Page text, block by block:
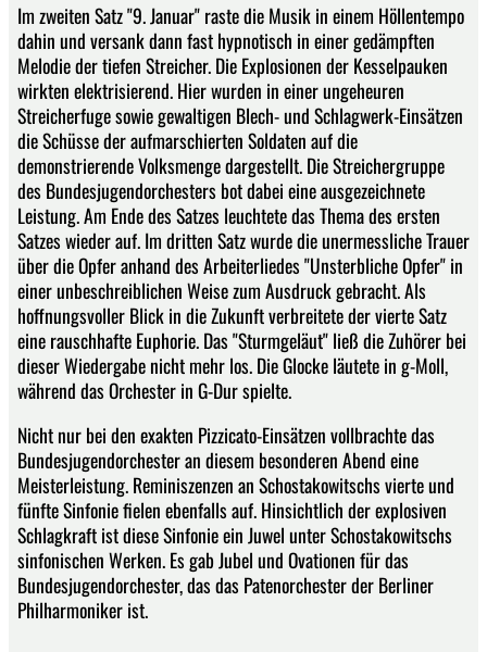
Im zweiten Satz "9. Januar" raste die Musik in einem Höllentempo
dahin und versank dann fast hypnotisch in einer gedämpften
Melodie der tiefen Streicher. Die Explosionen der Kesselpauken
wirkten elektrisierend. Hier wurden in einer ungeheuren
Streicherfuge sowie gewaltigen Blech- und Schlagwerk-Einsätzen
die Schüsse der aufmarschierten Soldaten auf die
demonstrierende Volksmenge dargestellt. Die Streichergruppe
des Bundesjugendorchesters bot dabei eine ausgezeichnete
Leistung. Am Ende des Satzes leuchtete das Thema des ersten
Satzes wieder auf. Im dritten Satz wurde die unermessliche Trauer
über die Opfer anhand des Arbeiterliedes "Unsterbliche Opfer" in
einer unbeschreiblichen Weise zum Ausdruck gebracht. Als
hoffnungsvoller Blick in die Zukunft verbreitete der vierte Satz
eine rauschhafte Euphorie. Das "Sturmgeläut" ließ die Zuhörer bei
dieser Wiedergabe nicht mehr los. Die Glocke läutete in g-Moll,
während das Orchester in G-Dur spielte.
Nicht nur bei den exakten Pizzicato-Einsätzen vollbrachte das
Bundesjugendorchester an diesem besonderen Abend eine
Meisterleistung. Reminiszenzen an Schostakowitschs vierte und
fünfte Sinfonie fielen ebenfalls auf. Hinsichtlich der explosiven
Schlagkraft ist diese Sinfonie ein Juwel unter Schostakowitschs
sinfonischen Werken. Es gab Jubel und Ovationen für das
Bundesjugendorchester, das das Patenorchester der Berliner
Philharmoniker ist.